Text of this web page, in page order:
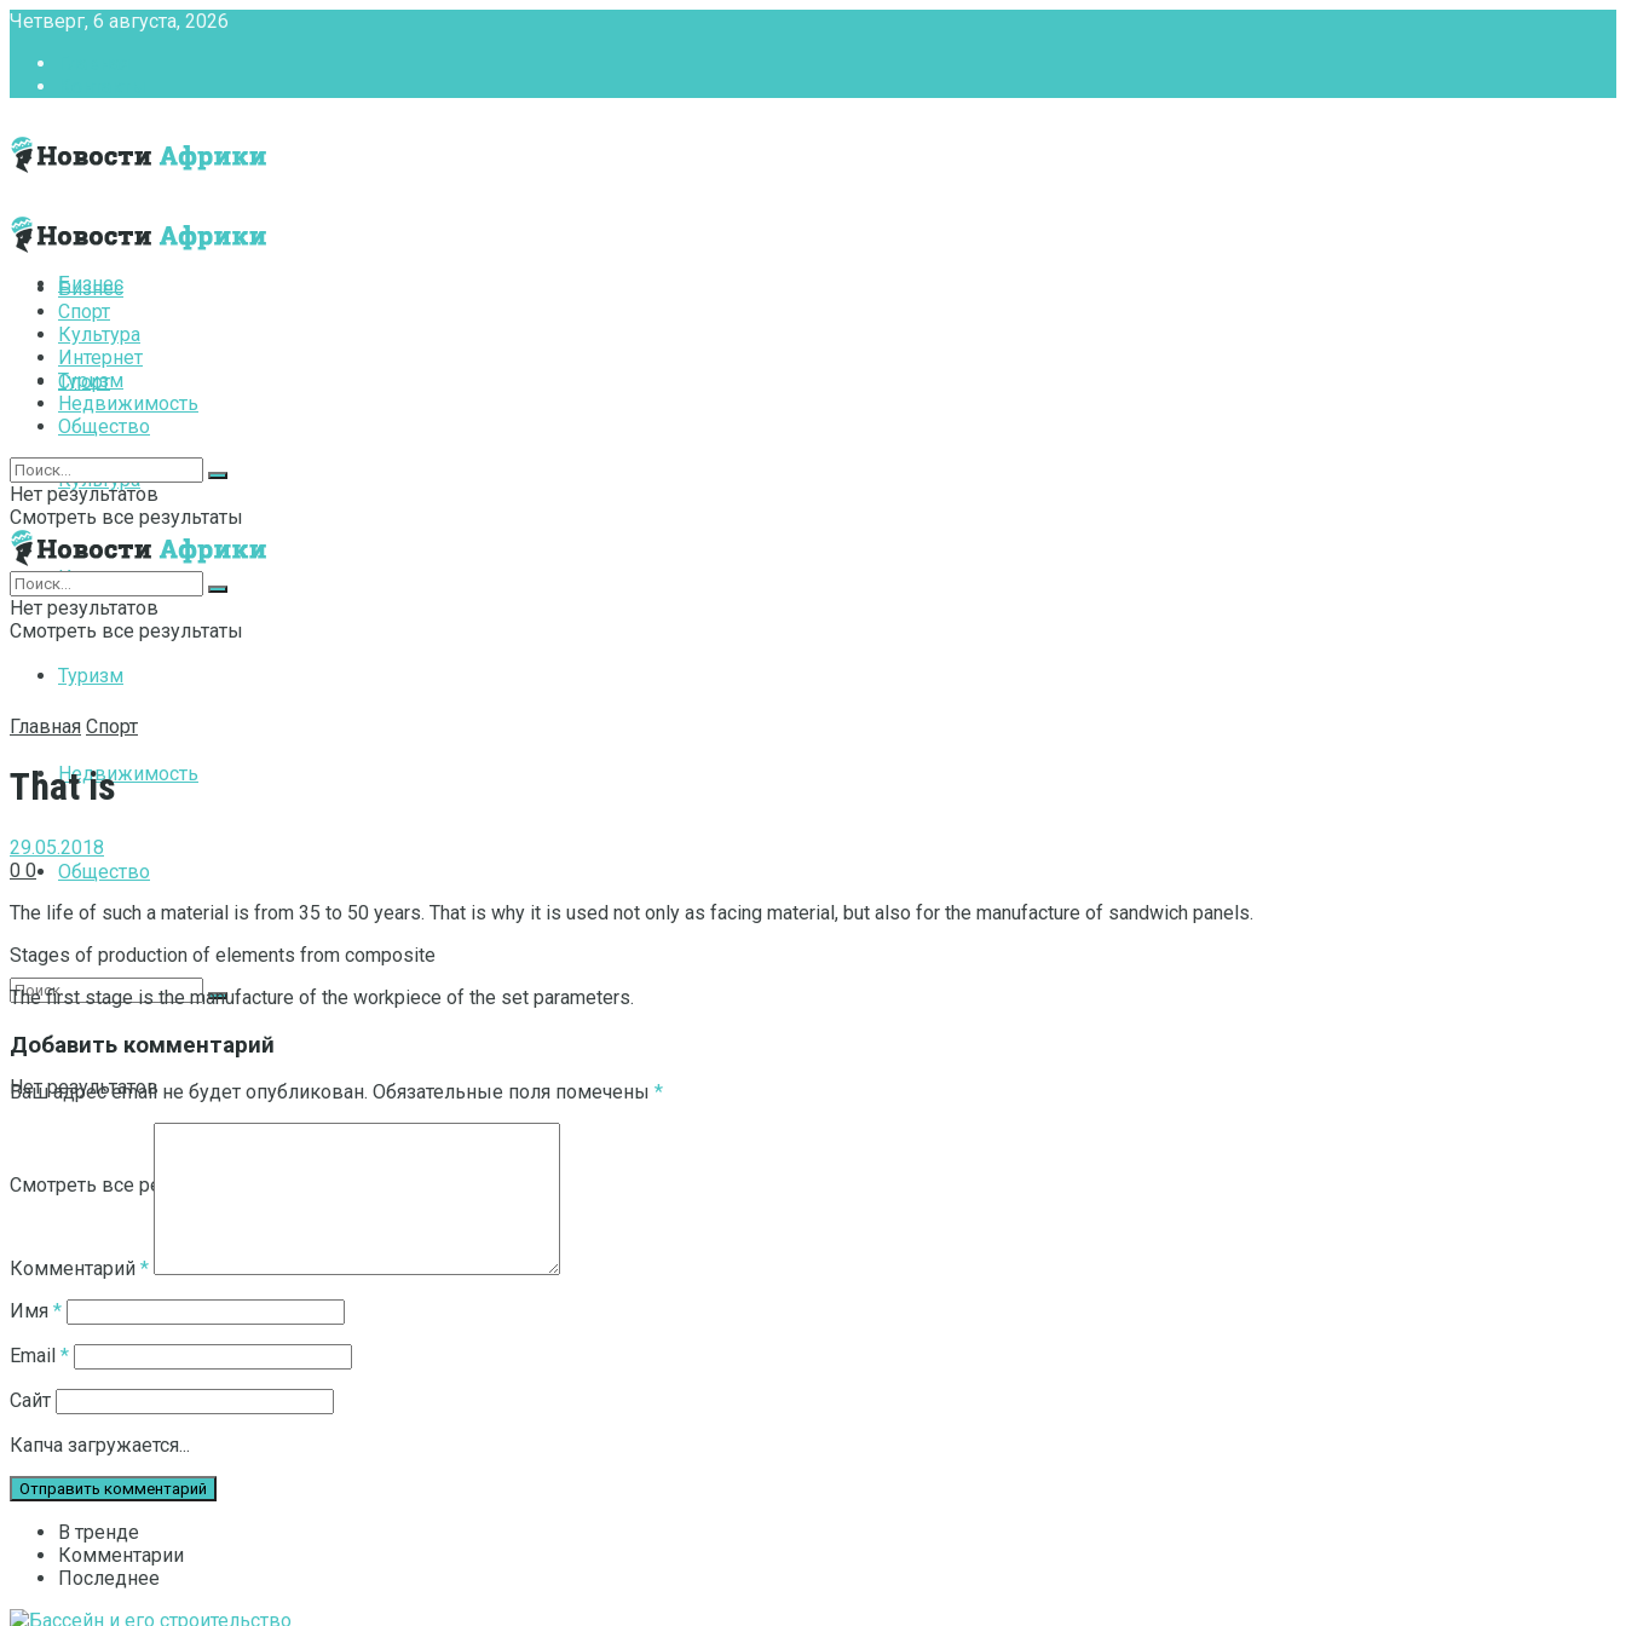
Четверг, 6 августа, 2026
Бизнес
Спорт
Культура
Интернет
Туризм
Недвижимость
Общество
Нет результатов
Смотреть все результаты
Бизнес
Спорт
Культура
Интернет
Туризм
Недвижимость
Общество
Нет результатов
Смотреть все результаты
Нет результатов
Смотреть все результаты
Главная Спорт
That is
29.05.2018
0 0
The life of such a material is from 35 to 50 years. That is why it is used not only as facing material, but also for the manufacture of sandwich panels.
Stages of production of elements from composite
The first stage is the manufacture of the workpiece of the set parameters.
Добавить комментарий
Ваш адрес email не будет опубликован. Обязательные поля помечены *
Комментарий *
Имя *
Email *
Сайт
Капча загружается...
В тренде
Комментарии
Последнее